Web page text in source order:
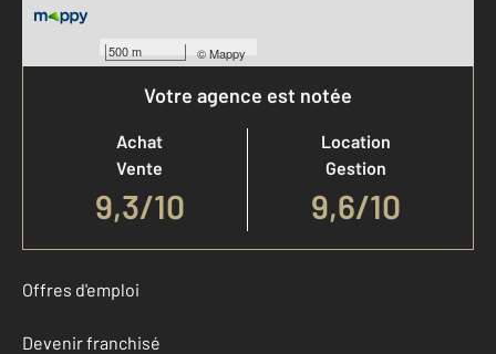
500 m ©Mappy
Votre agence est notée
Achat
Vente
9,3/10
Location
Gestion
9,6/10
Offres d'emploi
Devenir franchisé